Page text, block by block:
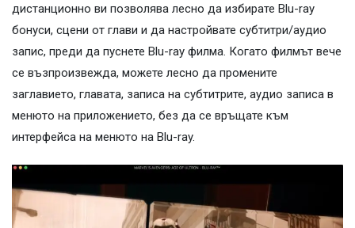
дистанционно ви позволява лесно да избирате Blu-ray
бонуси, сцени от глави и да настройвате субтитри/аудио
запис, преди да пуснете Blu-ray филма. Когато филмът вече
се възпроизвежда, можете лесно да промените
заглавието, главата, записа на субтитрите, аудио записа в
менюто на приложението, без да се връщате към
интерфейса на менюто на Blu-ray.